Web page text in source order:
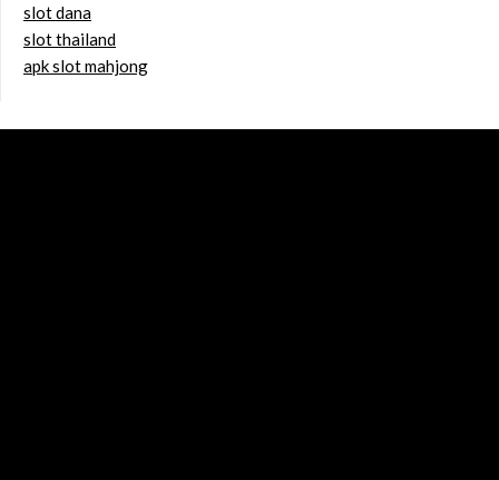
slot dana
slot thailand
apk slot mahjong